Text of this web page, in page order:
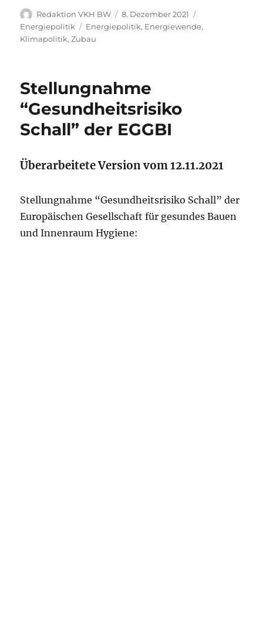
Autor
Redaktion VKH BW
Veröffentlicht
am
8. Dezember 2021
Energiepolitik
Schlagwörter
Energiepolitik, Energiewende,
Klimapolitik,Zubau
Stellungnahme
“Gesundheitsrisiko
Schall” der EGGBI
Überarbeitete Version vom 12.11.2021
Stellungnahme “Gesundheitsrisiko Schall” der
Europäischen Gesellschaft für gesundes Bauen
und Innenraum Hygiene: